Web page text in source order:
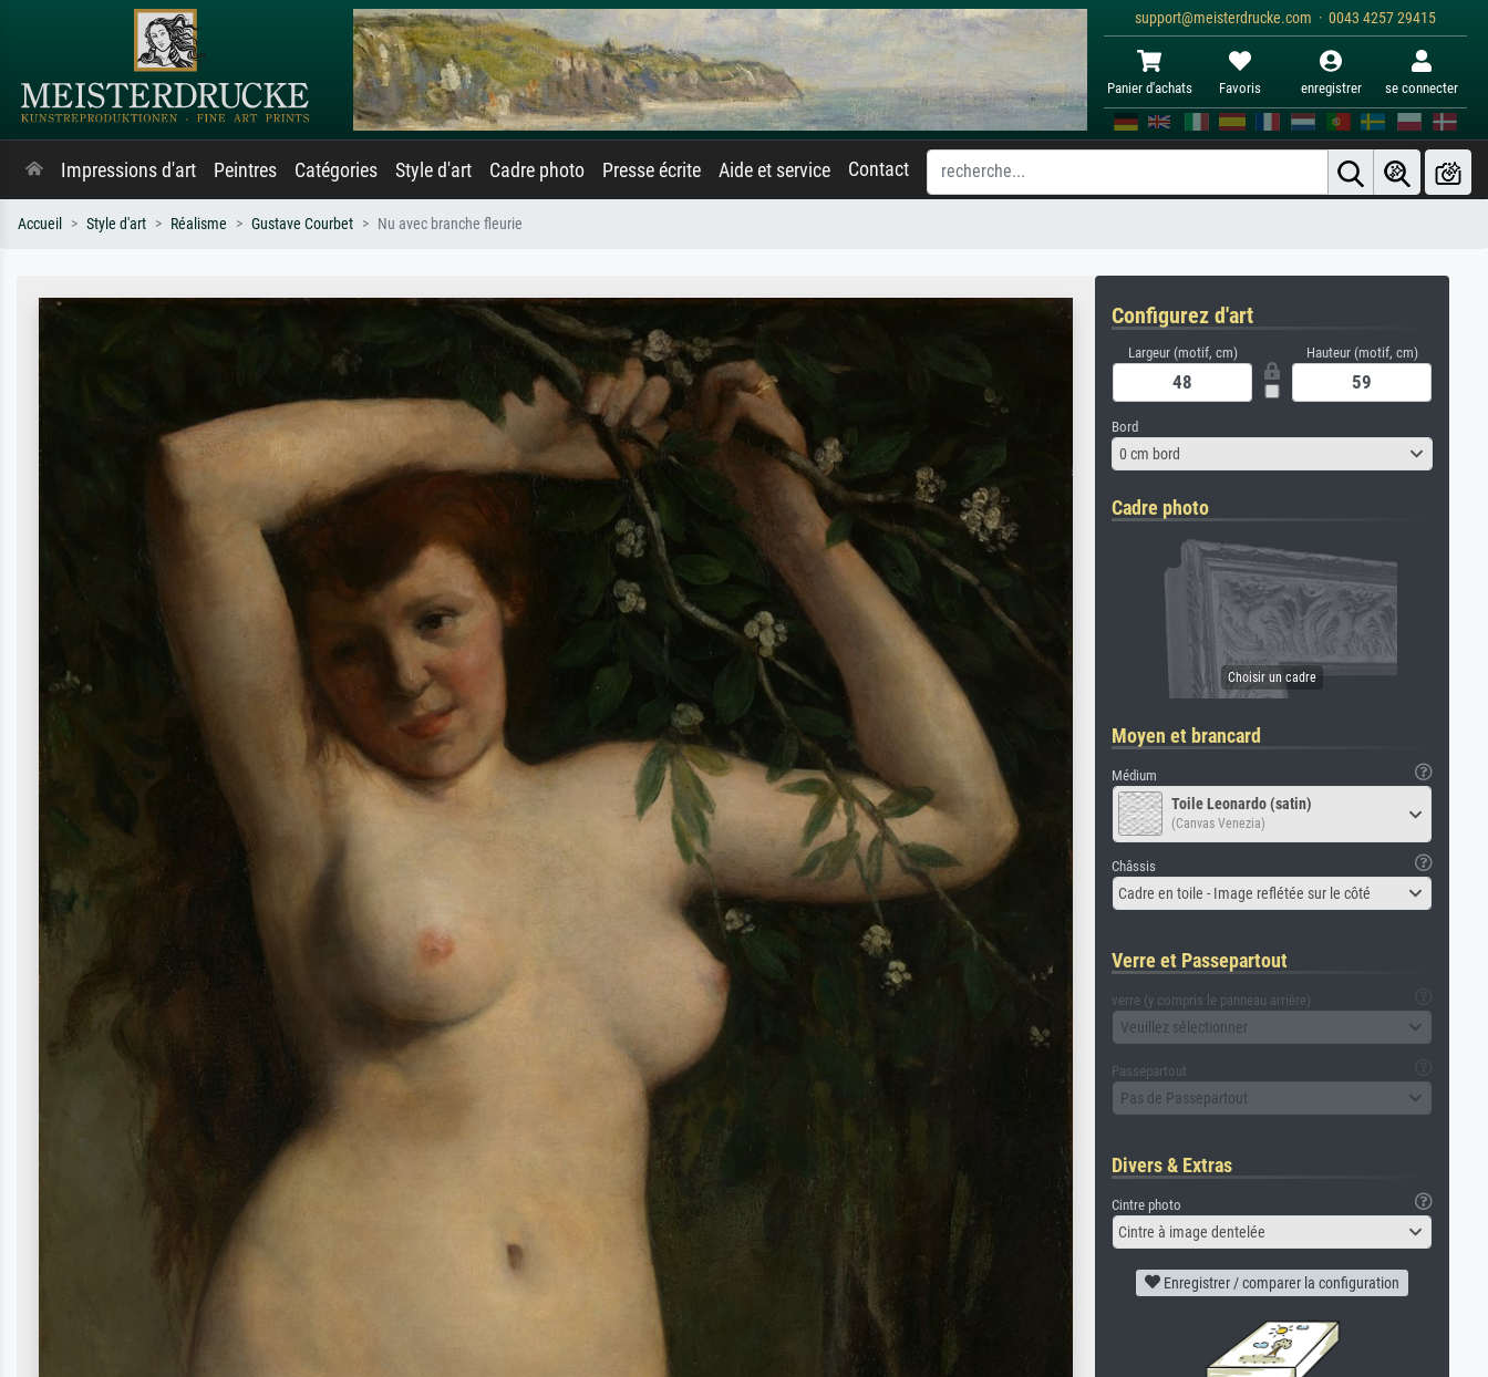
support@meisterdrucke.com · 0043 4257 29415
Panier d'achats Favoris enregistrer se connecter
Impressions d'art Peintres Catégories Style d'art Cadre photo Presse écrite Aide et service Contact
Accueil Style d'art Réalisme Gustave Courbet Nu avec branche fleurie
Configurez d'art
Largeur (motif, cm) Hauteur (motif, cm)
Bord
0 cm bord
Cadre photo
Moyen et brancard
Médium
Toile Leonardo (satin)
(Canvas Venezia)
Châssis
Cadre en toile - Image reflétée sur le côté
Verre et Passepartout
verre (y compris le panneau arrière)
Veuillez sélectionner
Passepartout
Pas de Passepartout
Divers & Extras
Cintre photo
Cintre à image dentelée
Enregistrer / comparer la configuration